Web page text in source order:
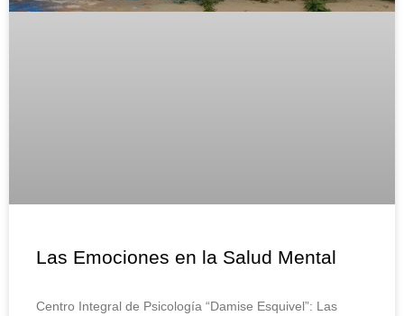
Las Emociones en la Salud Mental
Centro Integral de Psicología “Damise Esquivel”: Las